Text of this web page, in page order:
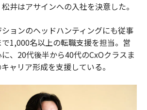
井はアサインへの入社を決意した。
ョンのヘッドハンティングにも従事
1,000名以上の転職支援を担当。営
、20代後半から40代のCxOクラスま
ャリア形成を支援している。